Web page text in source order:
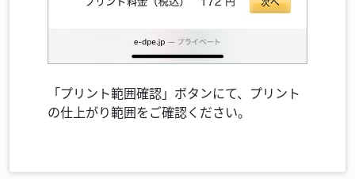
「プリント範囲確認」ボタンにて、プリント
の仕上がり範囲をご確認ください。